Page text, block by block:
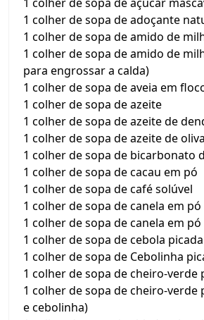
1 colher de sopa de adoçante
1 colher de sopa de amido de
1 colher de sopa de amido de
para engrossar a calda)
1 colher de sopa de aveia em
1 colher de sopa de azeite
1 colher de sopa de azeite de
1 colher de sopa de azeite de oliva
1 colher de sopa de bicarbonato
1 colher de sopa de cacau em pó
1 colher de sopa de café solúvel
1 colher de sopa de canela em pó
1 colher de sopa de canela em
1 colher de sopa de cebola picada
1 colher de sopa de Cebolinha
1 colher de sopa de cheiro-verde
1 colher de sopa de cheiro-verde
e cebolinha)